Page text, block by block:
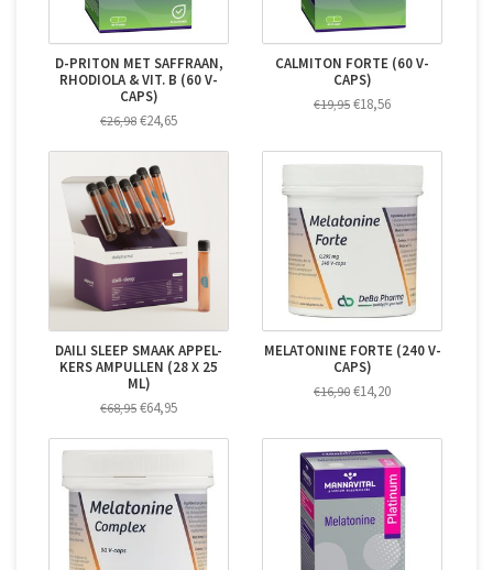
D-PRITON MET SAFFRAAN,
RHODIOLA & VIT. B (60 V-
CAPS)
€26,98 €24,65
CALMITON FORTE (60 V-
CAPS)
€19,95 €18,56
DAILI SLEEP SMAAK APPEL-
KERS AMPULLEN (28 X 25
ML)
€68,95 €64,95
MELATONINE FORTE (240 V-
CAPS)
€16,90 €14,20